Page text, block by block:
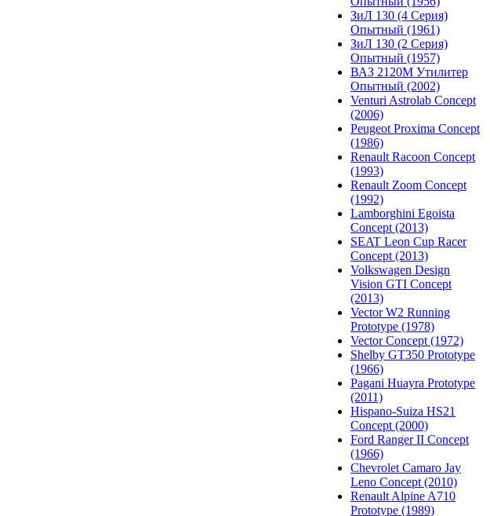
ЗиЛ 130 (4 Серия)
Опытный (1961)
ЗиЛ 130 (2 Серия)
Опытный (1957)
ВАЗ 2120М Утилитер
Опытный (2002)
Venturi Astrolab Concept
(2006)
Peugeot Proxima Concept
(1986)
Renault Racoon Concept
(1993)
Renault Zoom Concept
(1992)
Lamborghini Egoista
Concept (2013)
SEAT Leon Cup Racer
Concept (2013)
Volkswagen Design
Vision GTI Concept
(2013)
Vector W2 Running
Prototype (1978)
Vector Concept (1972)
Shelby GT350 Prototype
(1966)
Pagani Huayra Prototype
(2011)
Hispano-Suiza HS21
Concept (2000)
Ford Ranger II Concept
(1966)
Chevrolet Camaro Jay
Leno Concept (2010)
Renault Alpine A710
Prototype (1989)